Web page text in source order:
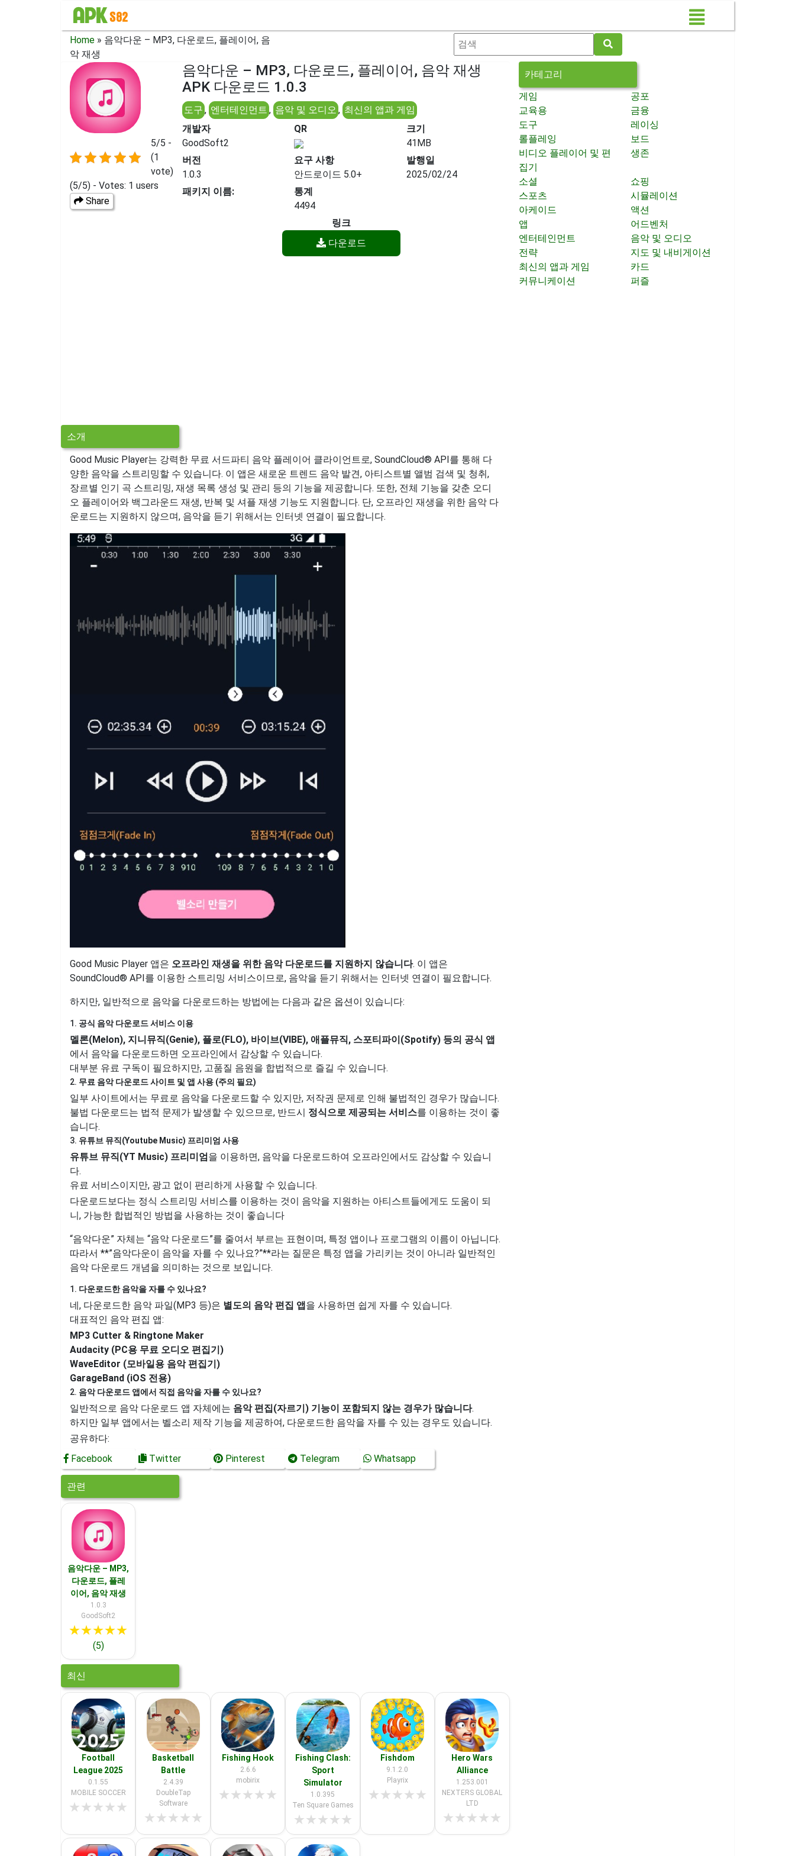
Home » 음악다운 – MP3, 다운로드, 플레이어, 음
악 재생
5/5 -
(1
vote)
(5/5) - Votes: 1 users
Share
음악다운 – MP3, 다운로드, 플레이어, 음악 재생
APK 다운로드 1.0.3
도구, 엔터테인먼트, 음악 및 오디오, 최신의 앱과 게임
개발자
GoodSoft2
QR
크기
41MB
버전
1.0.3
요구 사항
안드로이드 5.0+
발행일
2025/02/24
패키지 이름:
통계
4494
링크
다운로드
소개
Good Music Player는 강력한 무료 서드파티 음악 플레이어 클라이언트로, SoundCloud® API를 통해 다
양한 음악을 스트리밍할 수 있습니다. 이 앱은 새로운 트렌드 음악 발견, 아티스트별 앨범 검색 및 청취,
장르별 인기 곡 스트리밍, 재생 목록 생성 및 관리 등의 기능을 제공합니다. 또한, 전체 기능을 갖춘 오디
오 플레이어와 백그라운드 재생, 반복 및 셔플 재생 기능도 지원합니다. 단, 오프라인 재생을 위한 음악 다
운로드는 지원하지 않으며, 음악을 듣기 위해서는 인터넷 연결이 필요합니다.
Good Music Player 앱은 오프라인 재생을 위한 음악 다운로드를 지원하지 않습니다. 이 앱은
SoundCloud® API를 이용한 스트리밍 서비스이므로, 음악을 듣기 위해서는 인터넷 연결이 필요합니다.
하지만, 일반적으로 음악을 다운로드하는 방법에는 다음과 같은 옵션이 있습니다:
1. 공식 음악 다운로드 서비스 이용
멜론(Melon), 지니뮤직(Genie), 플로(FLO), 바이브(VIBE), 애플뮤직, 스포티파이(Spotify) 등의 공식 앱
에서 음악을 다운로드하면 오프라인에서 감상할 수 있습니다.
대부분 유료 구독이 필요하지만, 고품질 음원을 합법적으로 즐길 수 있습니다.
2. 무료 음악 다운로드 사이트 및 앱 사용 (주의 필요)
일부 사이트에서는 무료로 음악을 다운로드할 수 있지만, 저작권 문제로 인해 불법적인 경우가 많습니다.
불법 다운로드는 법적 문제가 발생할 수 있으므로, 반드시 정식으로 제공되는 서비스를 이용하는 것이 좋
습니다.
3. 유튜브 뮤직(Youtube Music) 프리미엄 사용
유튜브 뮤직(YT Music) 프리미엄을 이용하면, 음악을 다운로드하여 오프라인에서도 감상할 수 있습니
다.
유료 서비스이지만, 광고 없이 편리하게 사용할 수 있습니다.
다운로드보다는 정식 스트리밍 서비스를 이용하는 것이 음악을 지원하는 아티스트들에게도 도움이 되
니, 가능한 합법적인 방법을 사용하는 것이 좋습니다
“음악다운” 자체는 “음악 다운로드”를 줄여서 부르는 표현이며, 특정 앱이나 프로그램의 이름이 아닙니다.
따라서 **”음악다운이 음악을 자를 수 있나요?”**라는 질문은 특정 앱을 가리키는 것이 아니라 일반적인
음악 다운로드 개념을 의미하는 것으로 보입니다.
1. 다운로드한 음악을 자를 수 있나요?
네, 다운로드한 음악 파일(MP3 등)은 별도의 음악 편집 앱을 사용하면 쉽게 자를 수 있습니다.
대표적인 음악 편집 앱:
MP3 Cutter & Ringtone Maker
Audacity (PC용 무료 오디오 편집기)
WaveEditor (모바일용 음악 편집기)
GarageBand (iOS 전용)
2. 음악 다운로드 앱에서 직접 음악을 자를 수 있나요?
일반적으로 음악 다운로드 앱 자체에는 음악 편집(자르기) 기능이 포함되지 않는 경우가 많습니다.
하지만 일부 앱에서는 벨소리 제작 기능을 제공하여, 다운로드한 음악을 자를 수 있는 경우도 있습니다.
공유하다:
Facebook
Twitter Pinterest Telegram Whatsapp
관련
음악다운 – MP3,
다운로드, 플레
이어, 음악 재생
1.0.3
GoodSoft2
★★★★★
(5)
최신
Football
League 2025
0.1.55
MOBILE SOCCER
★★★★★
Basketball
Battle
2.4.39
DoubleTap
Software
★★★★★
Fishing Hook
2.6.6
mobirix
★★★★★
Fishing Clash:
Sport
Simulator
1.0.395
Ten Square Games
★★★★★
Fishdom
9.1.2.0
Playrix
★★★★★
Hero Wars
Alliance
1.253.001
NEXTERS GLOBAL
LTD
★★★★★
카테고리
게임
공포
교육용
금융
도구
레이싱
롤플레잉
보드
비디오 플레이어 및 편
집기
생존
소셜
쇼핑
스포츠
시뮬레이션
아케이드
액션
앱
어드벤처
엔터테인먼트
음악 및 오디오
전략
지도 및 내비게이션
최신의 앱과 게임
카드
커뮤니케이션
퍼즐